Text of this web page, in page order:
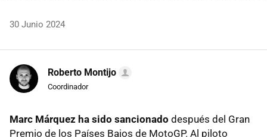
30 Junio 2024
Roberto Montijo
Coordinador
Marc Márquez ha sido sancionado después del Gran
Premio de los Países Bajos de MotoGP. Al piloto